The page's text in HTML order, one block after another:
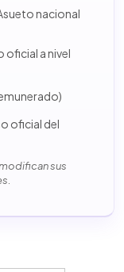
nacional
oficial a nivel
oficial del
sus